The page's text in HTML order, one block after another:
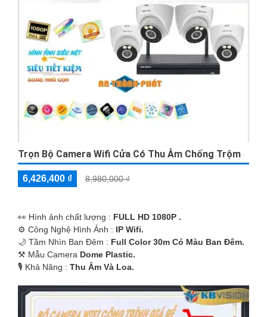
Trọn Bộ Camera Wifi Cửa Có Thu Âm Chống Trộm
6,426,400 ₫ 8,980,000 ₫
️👀 Hình ảnh chất lượng : FULL HD 1080P .
⚙ Công Nghệ Hình Ảnh : IP Wifi.
🌙 Tầm Nhìn Ban Đêm : Full Color 30m Có Màu Ban Ðêm.
⚒ Mẫu Camera Dome Plastic.
️🎙 Khả Năng : Thu Âm Và Loa.